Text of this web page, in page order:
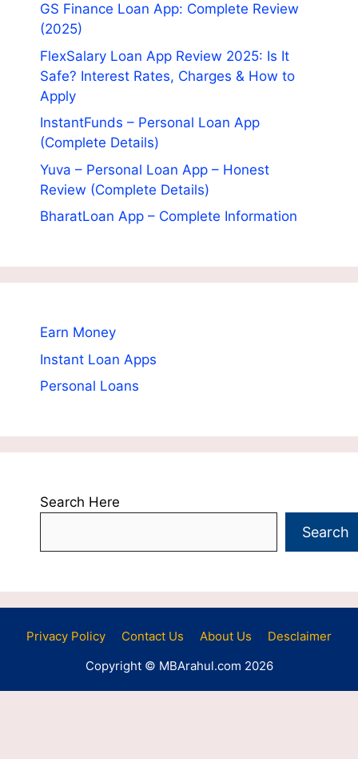
GS Finance Loan App: Complete Review
(2025)
FlexSalary Loan App Review 2025: Is It
Safe? Interest Rates, Charges & How to
Apply
InstantFunds – Personal Loan App
(Complete Details)
Yuva – Personal Loan App – Honest
Review (Complete Details)
BharatLoan App – Complete Information
Earn Money
Instant Loan Apps
Personal Loans
Search Here
Search
Privacy Policy Contact Us About Us
Desclaimer
Copyright © MBArahul.com 2026